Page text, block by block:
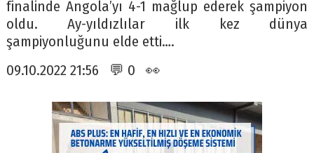
finalinde Angola’yı 4-1 mağlup ederek şampiyon
oldu. Ay-yıldızlılar ilk kez dünya
şampiyonluğunu elde etti….
09.10.2022 21:56 💬 0 👀